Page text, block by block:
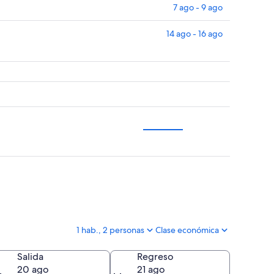
7 ago - 9 ago
14 ago - 16 ago
1 hab., 2 personas Clase económica
Salida
20 ago
Regreso
21 ago